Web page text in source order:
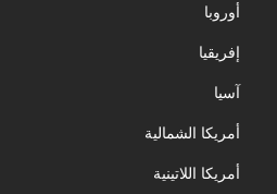
أوروبا
إفريقيا
آسيا
أمريكا الشمالية
أمريكا اللاتينية